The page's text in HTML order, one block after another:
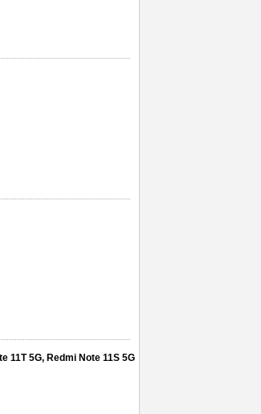
11T 5G, Redmi Note 11S 5G